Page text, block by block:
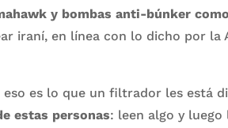
y bombas anti-búnker
iraní, en línea con lo dicho por la
es lo que un filtrador les está
estas personas: leen algo y luego